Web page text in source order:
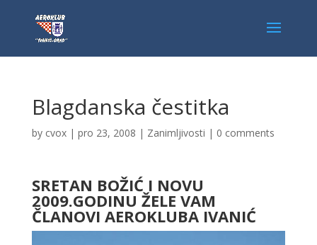
Blagdanska čestitka
by cvox| pro 23, 2008 | Zanimljivosti | 0 comments
SRETAN BOŽIĆ I NOVU
2009.GODINU ŽELE VAM
ČLANOVI AEROKLUBA IVANIĆ